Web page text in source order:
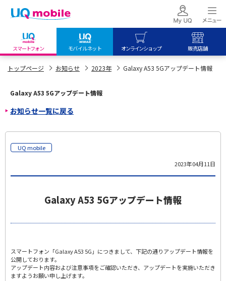
スマートフォン モバイルネット オンラインショップ 販売店舗
my UQ WiMAX
My UQ mobile
UQ mobile ご契約の方
UQ mobile
データチャージサイト
UQ mobile
UQ WiMAX
オンラインショップ
UQ mobile
UQ WiMAX
販売店舗
トップページ お知らせ 2023年 Galaxy A53 5Gアップデート情報
Galaxy A53 5Gアップデート情報
お知らせ一覧に戻る
UQ mobile
2023年04月11日
Galaxy A53 5Gアップデート情報
スマートフォン「Galaxy A53 5G」につきまして、下記の通りアップデート情報を
公開しております。
アップデート内容および注意事項をご確認いただき、アップデートを実施いただき
ますようお願い申し上げます。